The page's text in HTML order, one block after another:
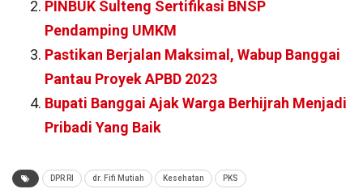
PINBUK Sulteng Sertifikasi BNSP
Pendamping UMKM
Pastikan Berjalan Maksimal, Wabup Banggai
Pantau Proyek APBD 2023
Bupati Banggai Ajak Warga Berhijrah Menjadi
Pribadi Yang Baik
DPR RI dr. Fifi Mutiah Kesehatan PKS